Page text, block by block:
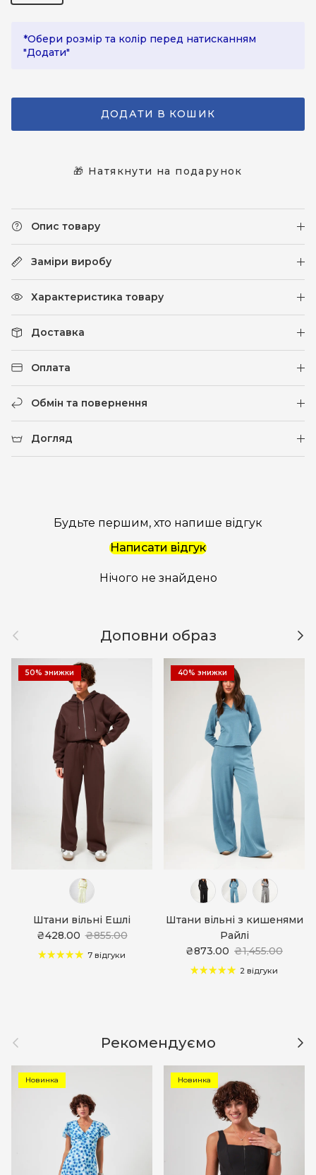
*Обери розмір та колір перед натисканням
"Додати"
ДОДАТИ В КОШИК
🎁 Натякнути на подарунок
Опис товару
Заміри виробу
Характеристика товару
Доставка
Оплата
Обмін та повернення
Догляд
Будьте першим, хто напише відгук
Написати відгук
Нічого не знайдено
Назад Доповни образ
50% знижки
Штани вільні Ешлі
₴428.00 ₴855.00
7 відгуки
40% знижки
Штани вільні з кишенями
Райлі
₴873.00 ₴1,455.00
2 відгуки
Назад Рекомендуємо
Новинка Новинка